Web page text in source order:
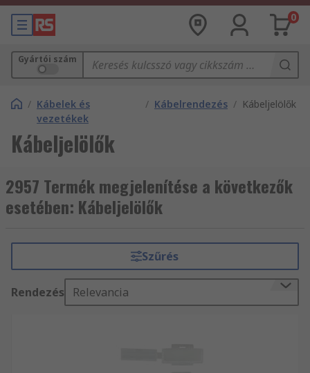
0
Gyártói szám
/ Kábelek és
vezetékek
/ Kábelrendezés / Kábeljelölők
Kábeljelölők
2957 Termék megjelenítése a következők
esetében: Kábeljelölők
Szűrés
Rendezés Relevancia